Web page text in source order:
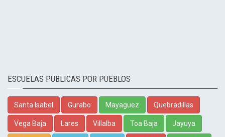
ESCUELAS PUBLICAS POR PUEBLOS
Santa Isabel Gurabo Mayagüez Quebradillas
Vega Baja Lares Villalba Toa Baja Jayuya